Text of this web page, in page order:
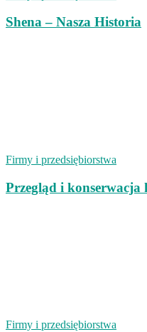
Shena – Nasza Historia
Firmy i przedsiębiorstwa
Przegląd i konserwacja
Firmy i przedsiębiorstwa